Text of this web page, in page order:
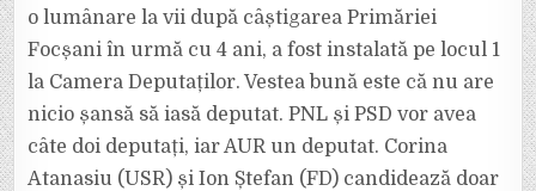
PENTRU
CAMERA
DEPUTAȚILOR
PE
DE
BUCUREȘTI,
ATANASIU
o lumânare la vii după câștigarea Primăriei
Focșani în urmă cu 4 ani, a fost instalată pe locul 1
la Camera Deputaților. Vestea bună este că nu are
nicio șansă să iasă deputat. PNL și PSD vor avea
câte doi deputați, iar AUR un deputat. Corina
Atanasiu (USR) și Ion Ștefan (FD) candidează doar